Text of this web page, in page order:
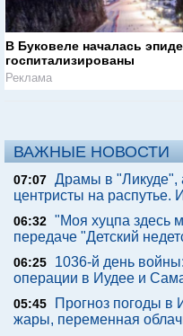
В Буковеле началась
госпитализированы
Реклама
ВАЖНЫЕ НОВОСТИ
07:07 Драмы в "Ликуде",
центристы на распутье.
06:32 "Моя хуцпа здесь
передаче "Детский
06:25
1036-й день
операции в Иудее и
05:45
Прогноз погоды в
жары, переменная